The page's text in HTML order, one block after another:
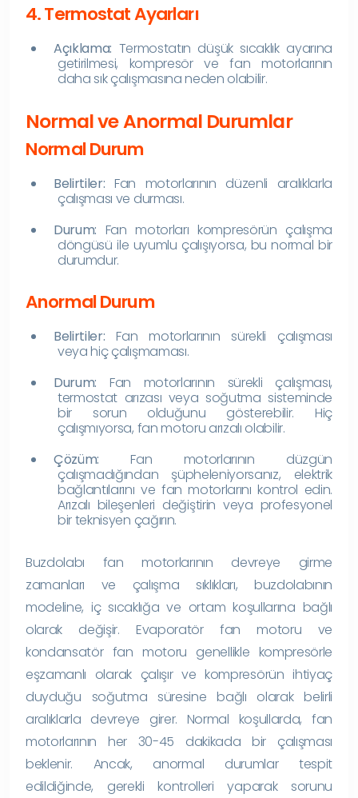
4. Termostat Ayarları
Açıklama: Termostatın düşük sıcaklık ayarına
getirilmesi, kompresör ve fan motorlarının
daha sık çalışmasına neden olabilir.
Normal ve Anormal Durumlar
Normal Durum
Belirtiler: Fan motorlarının düzenli aralıklarla
çalışması ve durması.
Durum: Fan motorları kompresörün çalışma
döngüsü ile uyumlu çalışıyorsa, bu normal bir
durumdur.
Anormal Durum
Belirtiler: Fan motorlarının sürekli çalışması
veya hiç çalışmaması.
Durum: Fan motorlarının sürekli çalışması,
termostat arızası veya soğutma sisteminde
bir sorun olduğunu gösterebilir. Hiç
çalışmıyorsa, fan motoru arızalı olabilir.
Çözüm: Fan motorlarının düzgün
çalışmadığından şüpheleniyorsanız, elektrik
bağlantılarını ve fan motorlarını kontrol edin.
Arızalı bileşenleri değiştirin veya profesyonel
bir teknisyen çağırın.
Buzdolabı fan motorlarının devreye girme
zamanları ve çalışma sıklıkları, buzdolabının
modeline, iç sıcaklığa ve ortam koşullarına bağlı
olarak değişir. Evaporatör fan motoru ve
kondansatör fan motoru genellikle kompresörle
eşzamanlı olarak çalışır ve kompresörün ihtiyaç
duyduğu soğutma süresine bağlı olarak belirli
aralıklarla devreye girer. Normal koşullarda, fan
motorlarının her 30-45 dakikada bir çalışması
beklenir. Ancak, anormal durumlar tespit
edildiğinde, gerekli kontrolleri yaparak sorunu